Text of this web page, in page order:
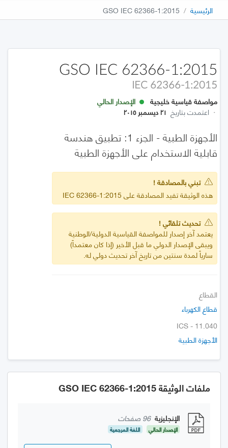
الرئيسية GSO IEC 62366-1:2015
GSO IEC 62366-1:2015
IEC 62366-1:2015
مواصفة قياسية خليجية
الإصدار الحالي
· اعتمدت بتاريخ ٢١ ديسمبر ٢٠١٥
الأجهزة الطبية - الجزء 1: تطبيق هندسة
قابلية الاستخدام على الأجهزة الطبية
تبني بالمصادقة !
هذه الوثيقة تفيد المصادقة على IEC 62366-1:2015
تحديث تلقائي !
يعتمد آخر إصدار للمواصفة القياسية الدولية/الوطنية
ويبقى الإصدار الدولي ما قبل الأخير (إذا كان معتمداً)
سارياً لمدة سنتين من تاريخ آخر تحديث دولي له.
القطاع
قطاع الكهرباء
ICS - 11.040
الأجهزة الطبية
ملفات الوثيقة GSO IEC 62366-1:2015
الإنجليزية 96 صفحات
الإصدار الحالي اللغة المرجعية